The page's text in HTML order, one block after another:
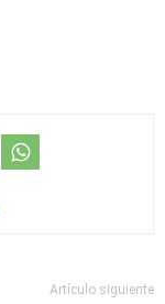
Artículo siguiente